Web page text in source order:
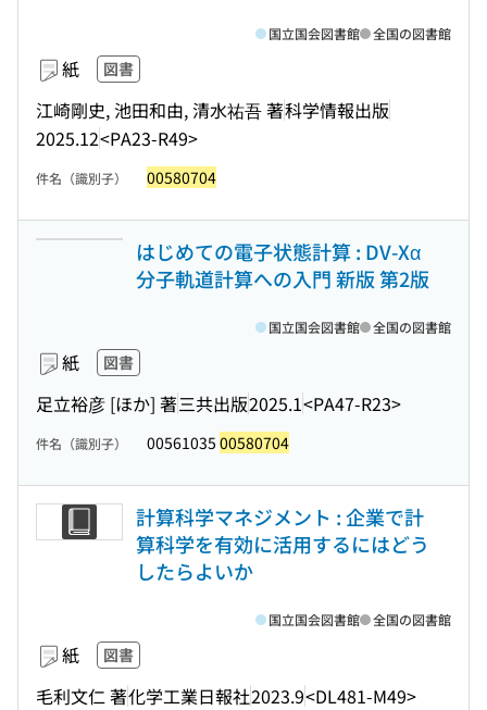
紙 図書
江崎剛史, 池田和由, 清水祐吾 著科学情報出版
2025.12<PA23-R49>
国立国会図書館 全国の図書館
件名（識別子） 00580704
はじめての電子状態計算 : DV-Xα
分子軌道計算への入門 新版 第2版
紙 図書
足立裕彦 [ほか] 著三共出版2025.1<PA47-R23>
国立国会図書館 全国の図書館
件名（識別子） 00561035 00580704
計算科学マネジメント : 企業で計
算科学を有効に活用するにはどう
したらよいか
紙 図書
毛利文仁 著化学工業日報社2023.9<DL481-M49>
国立国会図書館 全国の図書館